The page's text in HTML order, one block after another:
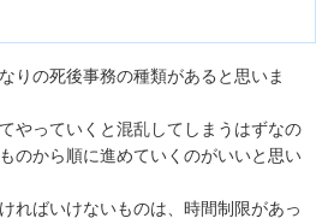
りの死後事務の種類があると思いま
やっていくと混乱してしまうはずなの
のから順に進めていくのがいいと思い
ればいけないものは、時間制限があっ